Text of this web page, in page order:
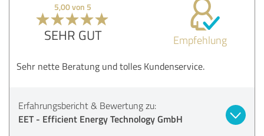
5,00 von 5
SEHR GUT Empfehlung
Sehr nette Beratung und tolles Kundenservice.
Erfahrungsbericht & Bewertung zu:
EET - Efficient Energy Technology GmbH